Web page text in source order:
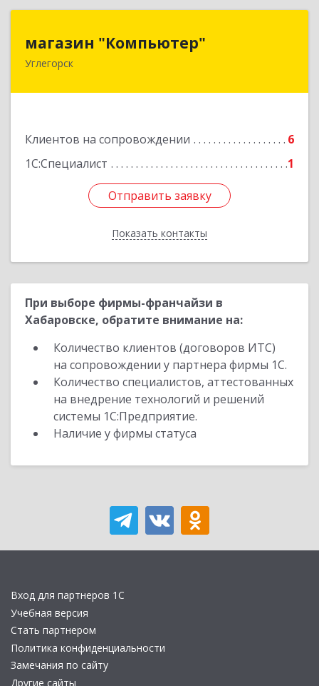
магазин "Компьютер"
Углегорск
Клиентов на сопровождении
6
1С:Специалист
1
Отправить заявку
Показать контакты
694920, Сахалинская обл, Углегорский р-н,
Отправить заявку
Назад
При выборе фирмы-франчайзи в
Хабаровске, обратите внимание на:
Количество клиентов (договоров ИТС)
на сопровождении у партнера фирмы 1С.
Количество специалистов, аттестованных
на внедрение технологий и решений
системы 1С:Предприятие.
Наличие у фирмы статуса
Вход для партнеров 1С
Учебная версия
Стать партнером
Политика конфиденциальности
Замечания по сайту
Другие сайты